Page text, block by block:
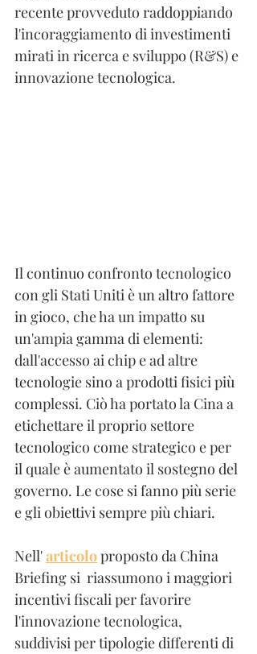
recente provveduto raddoppiando
l'incoraggiamento di investimenti
mirati in ricerca e sviluppo (R&S) e
innovazione tecnologica.
Il continuo confronto tecnologico
con gli Stati Uniti è un altro fattore
in gioco, che ha un impatto su
un'ampia gamma di elementi:
dall'accesso ai chip e ad altre
tecnologie sino a prodotti fisici più
complessi. Ciò ha portato la Cina a
etichettare il proprio settore
tecnologico come strategico e per
il quale è aumentato il sostegno del
governo. Le cose si fanno più serie
e gli obiettivi sempre più chiari.
Nell' articolo proposto da China
Briefing si  riassumono i maggiori
incentivi fiscali per favorire
l'innovazione tecnologica,
suddivisi per tipologie differenti di